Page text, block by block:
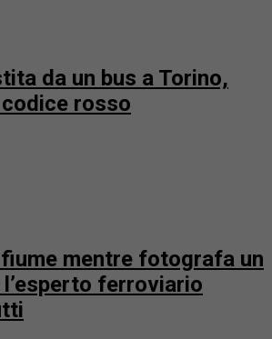
da un bus a Torino,
rosso
mentre fotografa un
ferroviario